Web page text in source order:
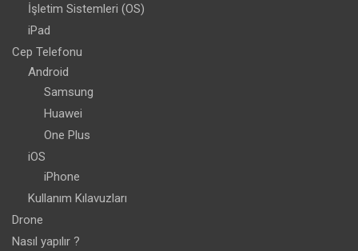
İşletim Sistemleri (OS)
iPad
Cep Telefonu
Android
Samsung
Huawei
One Plus
iOS
iPhone
Kullanım Kılavuzları
Drone
Nasıl yapılır ?